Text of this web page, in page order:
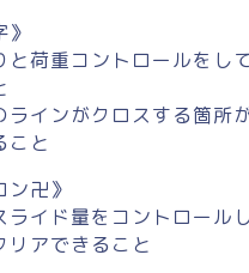
》
と荷重コントロールをし
ラインがクロスする箇所
こと
ン卍》
ライド量をコントロール
リアできること